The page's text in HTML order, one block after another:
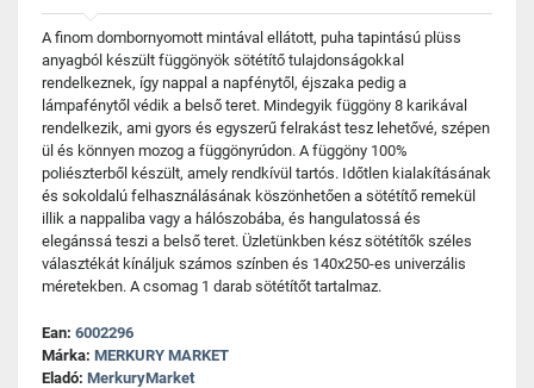
A finom dombornyomott mintával ellátott, puha tapintású plüss
anyagból készült függönyök sötétítő tulajdonságokkal
rendelkeznek, így nappal a napfénytől, éjszaka pedig a
lámpafénytől védik a belső teret. Mindegyik függöny 8 karikával
rendelkezik, ami gyors és egyszerű felrakást tesz lehetővé, szépen
ül és könnyen mozog a függönyrúdon. A függöny 100%
poliészterből készült, amely rendkívül tartós. Időtlen kialakításának
és sokoldalú felhasználásának köszönhetően a sötétítő remekül
illik a nappaliba vagy a hálószobába, és hangulatossá és
elegánssá teszi a belső teret. Üzletünkben kész sötétítők széles
választékát kínáljuk számos színben és 140x250-es univerzális
méretekben. A csomag 1 darab sötétítőt tartalmaz.
Ean: 6002296
Márka: MERKURY MARKET
Eladó: MerkuryMarket